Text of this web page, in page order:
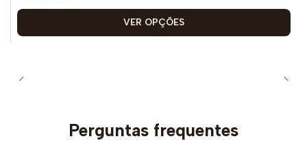
VER OPÇÕES
Perguntas frequentes